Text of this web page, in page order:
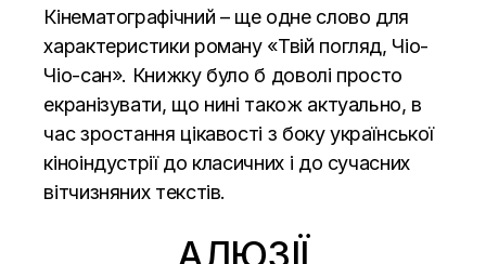
Кінематографічний – ще одне слово для
характеристики роману «Твій погляд, Чіо-
Чіо-сан». Книжку було б доволі просто
екранізувати, що нині також актуально, в
час зростання цікавості з боку української
кіноіндустрії до класичних і до сучасних
вітчизняних текстів.
АЛЮЗІЇ